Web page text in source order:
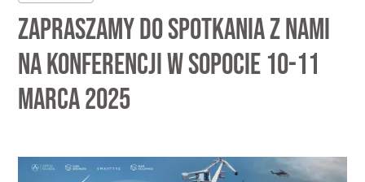
Zapraszamy do spotkania z nami
na konferencji w Sopocie 10-11
marca 2025